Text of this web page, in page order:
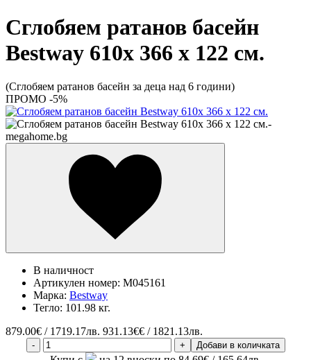
Сглобяем ратанов басейн
Bestway 610x 366 х 122 см.
(Сглобяем ратанов басейн за деца над 6 години)
ПРОМО -5%
В наличност
Артикулен номер: M045161
Марка: Bestway
Тегло: 101.98 кг.
879.00€ / 1719.17лв. 931.13€€ / 1821.13лв.
- + Добави в количката